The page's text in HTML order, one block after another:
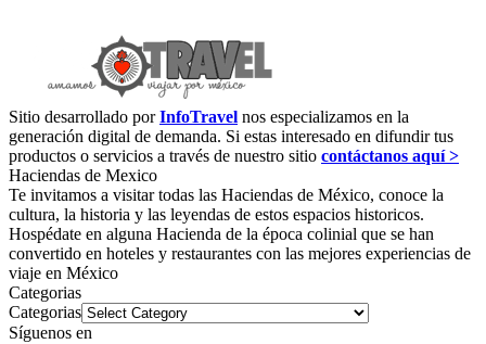
Sitio desarrollado porInfoTravel nos especializamos en la
generación digital de demanda. Si estas interesado en difundir tus
productos o servicios a través de nuestro sitio contáctanos aquí >
Haciendas de Mexico
Te invitamos a visitar todas las Haciendas de México, conoce la
cultura, la historia y las leyendas de estos espacios historicos.
Hospédate en alguna Hacienda de la época colinial que se han
convertido en hoteles y restaurantes con las mejores experiencias de
viaje en México
Categorias
Categorias
Síguenos en